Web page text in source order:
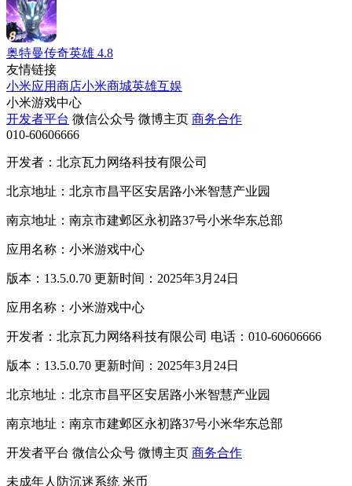
奥特曼传奇英雄 4.8
友情链接
小米应用商店小米商城英雄互娱
小米游戏中心
开发者平台 微信公众号 微博主页 商务合作
010-60606666
开发者：北京瓦力网络科技有限公司
北京地址：北京市昌平区安居路小米智慧产业园
南京地址：南京市建邺区永初路37号小米华东总部
应用名称：小米游戏中心
版本：13.5.0.70 更新时间：2025年3月24日
应用名称：小米游戏中心
开发者：北京瓦力网络科技有限公司 电话：010-60606666
版本：13.5.0.70 更新时间：2025年3月24日
北京地址：北京市昌平区安居路小米智慧产业园
南京地址：南京市建邺区永初路37号小米华东总部
开发者平台 微信公众号 微博主页 商务合作
未成年人防沉迷系统 米币